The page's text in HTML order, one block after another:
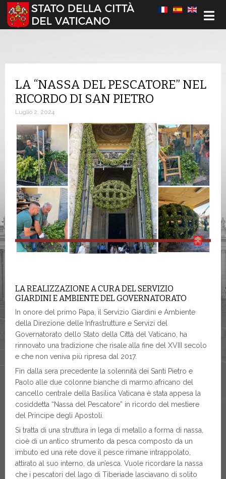
Seleziona la tua lingua
LA “NASSA DEL PESCATORE” NEL
RICORDO DI SAN PIETRO
Luglio 2, 2024
LA REALIZZAZIONE A CURA DEL SERVIZIO
GIARDINI E AMBIENTE DEL GOVERNATORATO
In onore del primo Papa, il Servizio Giardini e Ambiente
della Direzione delle Infrastrutture e Servizi del
Governatorato dello Stato della Città del Vaticano, ha
rinnovato una tradizione che risale alla fine del XVIII secolo
e che non veniva più ripresa dal 2017.
Fin dalla sera precedente la solennità dei Santi Pietro e
Paolo alle due colonne bianche di marmo africano del
cancello centrale della Basilica Vaticana è stata appesa la
cosiddetta “Nassa del Pescatore” in ricordo del mestiere
del Principe degli Apostoli.
Si tratta di una struttura in lega di metallo a forma di nassa,
cioè di un antico strumento da pesca composto da un
imbuto ed una rete dove il pesce rimane intrappolato,
attirato al suo interno, da un’esca. Vuole ricordare la nassa
che i pescatori del lago di Tiberiade lasciavano di solito